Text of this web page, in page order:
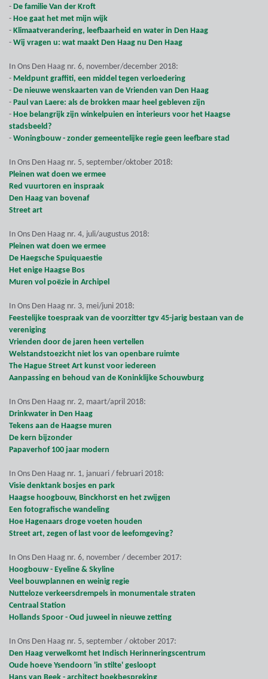
- De familie Van der Kroft
- Hoe gaat het met mijn wijk
- Klimaatverandering, leefbaarheid en water in Den Haag
- Wij vragen u: wat maakt Den Haag nu Den Haag
In Ons Den Haag nr. 6, november/december 2018:
- Meldpunt graffiti, een middel tegen verloedering
- De nieuwe wenskaarten van de Vrienden van Den Haag
- Paul van Laere: als de brokken maar heel gebleven zijn
- Hoe belangrijk zijn winkelpuien en interieurs voor het Haagse
stadsbeeld?
- Woningbouw - zonder gemeentelijke regie geen leefbare stad
In Ons Den Haag nr. 5, september/oktober 2018:
Pleinen wat doen we ermee
Red vuurtoren en inspraak
Den Haag van bovenaf
Street art
In Ons Den Haag nr. 4, juli/augustus 2018:
Pleinen wat doen we ermee
De Haegsche Spuiquaestie
Het enige Haagse Bos
Muren vol poëzie in Archipel
In Ons Den Haag nr. 3, mei/juni 2018:
Feestelijke toespraak van de voorzitter tgv 45-jarig bestaan van de
vereniging
Vrienden door de jaren heen vertellen
Welstandstoezicht niet los van openbare ruimte
The Hague Street Art kunst voor iedereen
Aanpassing en behoud van de Koninklijke Schouwburg
In Ons Den Haag nr. 2, maart/april 2018:
Drinkwater in Den Haag
Tekens aan de Haagse muren
De kern bijzonder
Papaverhof 100 jaar modern
In Ons Den Haag nr. 1, januari / februari 2018:
Visie denktank bosjes en park
Haagse hoogbouw, Binckhorst en het zwijgen
Een fotografische wandeling
Hoe Hagenaars droge voeten houden
Street art, zegen of last voor de leefomgeving?
In Ons Den Haag nr. 6, november / december 2017:
Hoogbouw - Eyeline & Skyline
Veel bouwplannen en weinig regie
Nutteloze verkeersdrempels in monumentale straten
Centraal Station
Hollands Spoor - Oud juweel in nieuwe zetting
In Ons Den Haag nr. 5, september / oktober 2017:
Den Haag verwelkomt het Indisch Herinneringscentrum
Oude hoeve Ysendoorn 'in stilte' gesloopt